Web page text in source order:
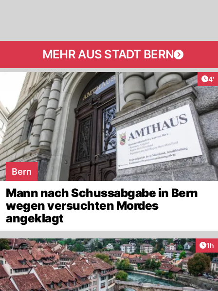
MEHR AUS STADT BERN
4'
Bern
Mann nach Schussabgabe in Bern
wegen versuchten Mordes
angeklagt
1h